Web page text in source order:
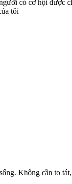
tôi
Không cần to